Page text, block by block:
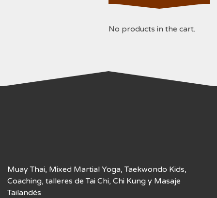
No products in the cart.
Muay Thai, Mixed Martial Yoga, Taekwondo Kids,
Coaching, talleres de Tai Chi, Chi Kung y Masaje
Tailandés